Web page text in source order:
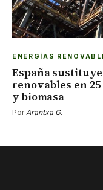
ENERGÍAS
España
renovables en
y biomasa
Por Arantxa G.